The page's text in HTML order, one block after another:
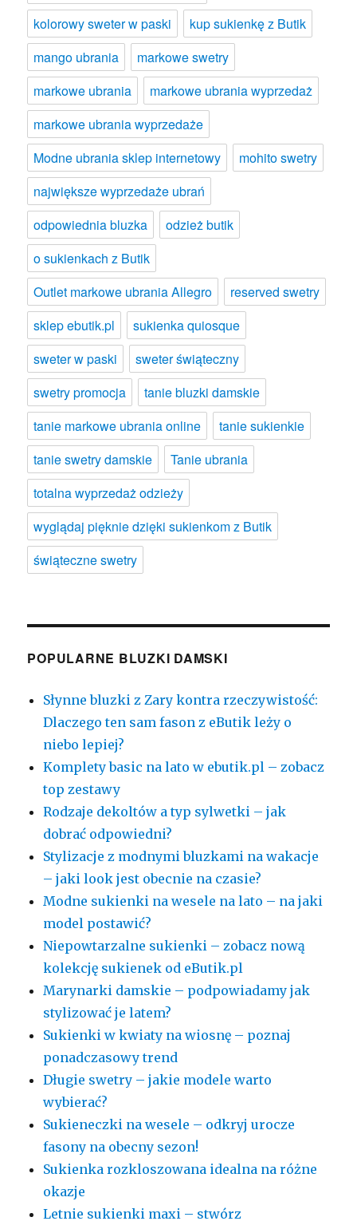
kolorowy sweter w paski
kup sukienkę z Butik
mango ubrania
markowe swetry
markowe ubrania
markowe ubrania wyprzedaż
markowe ubrania wyprzedaże
Modne ubrania sklep internetowy
mohito swetry
największe wyprzedaże ubrań
odpowiednia bluzka
odzież butik
o sukienkach z Butik
Outlet markowe ubrania Allegro
reserved swetry
sklep ebutik.pl
sukienka quiosque
sweter w paski
sweter świąteczny
swetry promocja
tanie bluzki damskie
tanie markowe ubrania online
tanie sukienkie
tanie swetry damskie
Tanie ubrania
totalna wyprzedaż odzieży
wyglądaj pięknie dzięki sukienkom z Butik
świąteczne swetry
POPULARNE BLUZKI DAMSKI
Słynne bluzki z Zary kontra rzeczywistość:
Dlaczego ten sam fason z eButik leży o
niebo lepiej?
Komplety basic na lato w ebutik.pl – zobacz
top zestawy
Rodzaje dekoltów a typ sylwetki – jak
dobrać odpowiedni?
Stylizacje z modnymi bluzkami na wakacje
– jaki look jest obecnie na czasie?
Modne sukienki na wesele na lato – na jaki
model postawić?
Niepowtarzalne sukienki – zobacz nową
kolekcję sukienek od eButik.pl
Marynarki damskie – podpowiadamy jak
stylizować je latem?
Sukienki w kwiaty na wiosnę – poznaj
ponadczasowy trend
Długie swetry – jakie modele warto
wybierać?
Sukieneczki na wesele – odkryj urocze
fasony na obecny sezon!
Sukienka rozkloszowana idealna na różne
okazje
Letnie sukienki maxi – stwórz